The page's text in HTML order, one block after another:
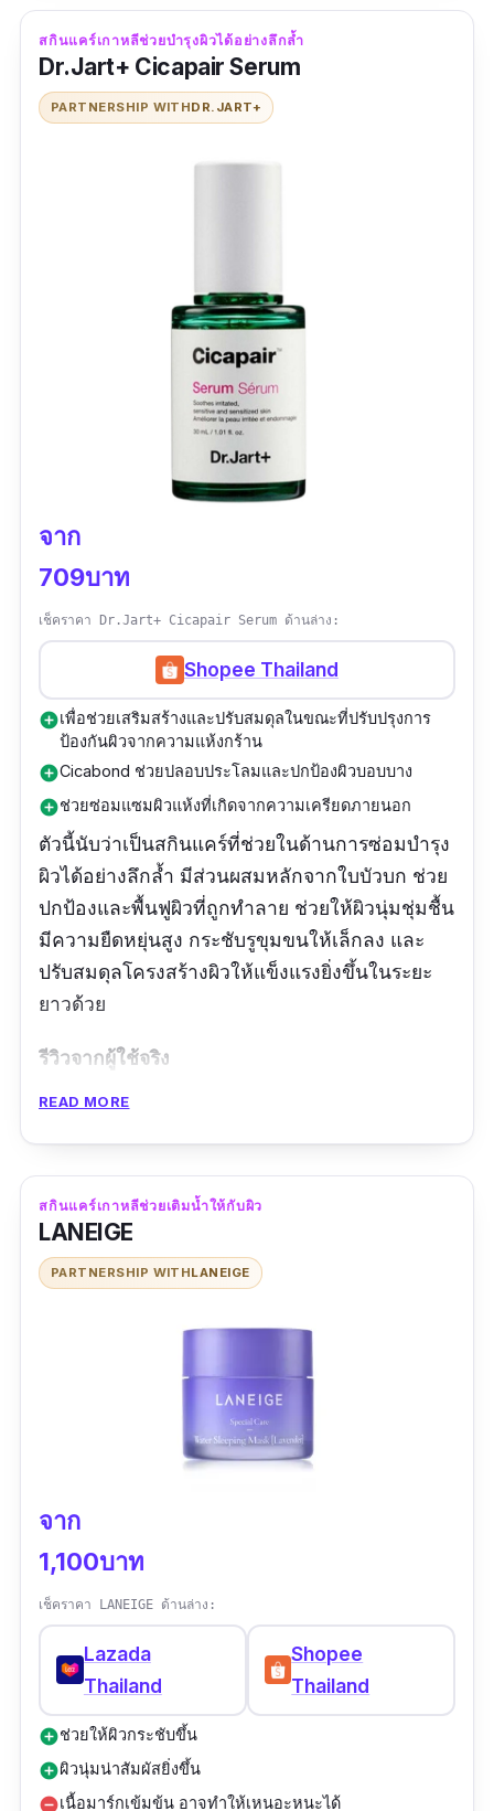
สกินแคร์เกาหลีช่วยบำรุงผิวได้อย่างลึกล้ำ
Dr.Jart+ Cicapair Serum
PARTNERSHIP WITHDR.JART+
จาก
709บาท
เช็คราคา Dr.Jart+ Cicapair Serum ด้านล่าง:
Shopee Thailand
add_circleเพื่อช่วยเสริมสร้างและปรับสมดุลในขณะที่ปรับปรุงการ
ป้องกันผิวจากความแห้งกร้าน
add_circleCicabond ช่วยปลอบประโลมและปกป้องผิวบอบบาง
add_circleช่วยซ่อมแซมผิวแห้งที่เกิดจากความเครียดภายนอก
ตัวนี้นับว่าเป็นสกินแคร์ที่ช่วยในด้านการซ่อมบำรุง
ผิวได้อย่างลึกล้ำ มีส่วนผสมหลักจากใบบัวบก ช่วย
ปกป้องและพื้นฟูผิวที่ถูกทำลาย ช่วยให้ผิวนุ่มชุ่มชื้น
มีความยืดหยุ่นสูง กระชับรูขุมขนให้เล็กลง และ
ปรับสมดุลโครงสร้างผิวให้แข็งแรงยิ่งขึ้นในระยะ
ยาวด้วย
รีวิวจากผู้ใช้จริง
ใช้มาหลายขวดแล้ว แต่เพราะ social
distancing เลยเพิ่งสั่งจาก Dr.Jart+ Official ใน
ลาซาด้าเป็นครั้งแรก โปรลดดีงาม แต่ที่ดีงามไป
กว่าคือของแถมค่ะ แถมเยอะจนงง คราวหน้า
ไม่พลาดซื้ออีกแน่นอน
READ MORE
สกินแคร์เกาหลีช่วยเติมน้ำให้กับผิว
LANEIGE
PARTNERSHIP WITHLANEIGE
จาก
1,100บาท
เช็คราคา LANEIGE ด้านล่าง:
Lazada
Thailand
Shopee
Thailand
add_circleช่วยให้ผิวกระชับขึ้น
add_circleผิวนุ่มน่าสัมผัสยิ่งขึ้น
remove_circleเนื้อมาร์กเข้มข้น อาจทำให้เหนอะหนะได้